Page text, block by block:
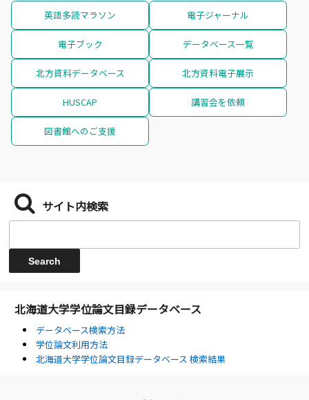
英語多読マラソン 電子ジャーナル
電子ブック データベース一覧
北方資料データベース 北方資料電子展示
HUSCAP 講習会を依頼
図書館へのご支援
サイト内検索
北海道大学学位論文目録データベース
データベース検索方法
学位論文利用方法
北海道大学学位論文目録データベース 検索結果